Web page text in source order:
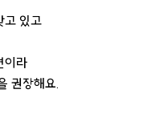
고 있고
이라
권장해요.